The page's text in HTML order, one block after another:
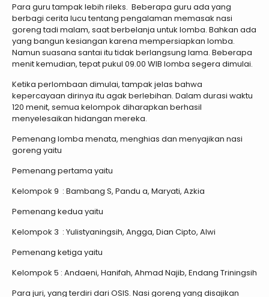
Para guru tampak lebih rileks. Beberapa guru ada yang
berbagi cerita lucu tentang pengalaman memasak nasi
goreng tadi malam, saat berbelanja untuk lomba. Bahkan ada
yang bangun kesiangan karena mempersiapkan lomba.
Namun suasana santai itu tidak berlangsung lama. Beberapa
menit kemudian, tepat pukul 09.00 WIB lomba segera dimulai.
Ketika perlombaan dimulai, tampak jelas bahwa
kepercayaan dirinya itu agak berlebihan. Dalam durasi waktu
120 menit, semua kelompok diharapkan berhasil
menyelesaikan hidangan mereka.
Pemenang lomba menata, menghias dan menyajikan nasi
goreng yaitu
Pemenang pertama yaitu
Kelompok 9 : Bambang S, Pandu a, Maryati, Azkia
Pemenang kedua yaitu
Kelompok 3 : Yulistyaningsih, Angga, Dian Cipto, Alwi
Pemenang ketiga yaitu
Kelompok 5 : Andaeni, Hanifah, Ahmad Najib, Endang Triningsih
Para juri, yang terdiri dari OSIS. Nasi goreng yang disajikan